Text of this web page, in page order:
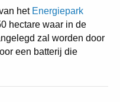
het Energiepark
hectare waar in de
zal worden door
een batterij die